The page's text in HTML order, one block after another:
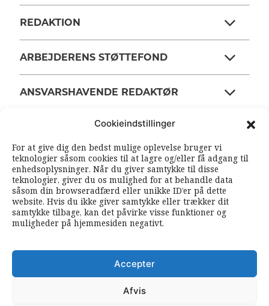
Cookieindstillinger
For at give dig den bedst mulige oplevelse bruger vi
teknologier såsom cookies til at lagre og/eller få adgang til
enhedsoplysninger. Når du giver samtykke til disse
teknologier, giver du os mulighed for at behandle data
såsom din browseradfærd eller unikke ID’er på dette
website. Hvis du ikke giver samtykke eller trækker dit
samtykke tilbage, kan det påvirke visse funktioner og
muligheder på hjemmesiden negativt.
Accepter
Afvis
REDAKTION
ARBEJDERENS STØTTEFOND
ANSVARSHAVENDE REDAKTØR
SOUNDCLOUD RSS FEEDS
FØLG ARBEJDEREN